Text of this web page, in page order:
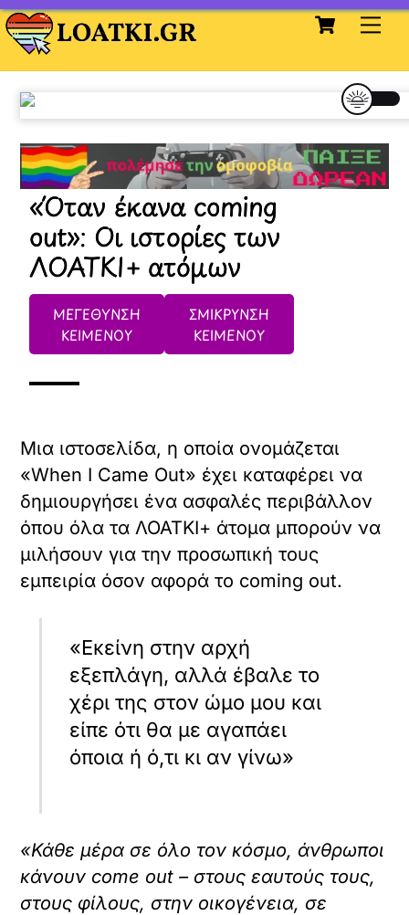
Skip
to
content
Cart
«Όταν έκανα coming
out»: Οι ιστορίες των
ΛΟΑΤΚΙ+ ατόμων
ΜΕΓΕΘΥΝΣΗ
ΚΕΙΜΕΝΟΥ
ΣΜΙΚΡΥΝΣΗ
ΚΕΙΜΕΝΟΥ
Μια ιστοσελίδα, η οποία ονομάζεται
«When I Came Out» έχει καταφέρει να
δημιουργήσει ένα ασφαλές περιβάλλον
όπου όλα τα ΛΟΑΤΚΙ+ άτομα μπορούν να
μιλήσουν για την προσωπική τους
εμπειρία όσον αφορά το coming out.
«Εκείνη στην αρχή
εξεπλάγη, αλλά έβαλε το
χέρι της στον ώμο μου και
είπε ότι θα με αγαπάει
όποια ή ό,τι κι αν γίνω»
«Κάθε μέρα σε όλο τον κόσμο, άνθρωποι
κάνουν come out – στους εαυτούς τους,
στους φίλους, στην οικογένεια, σε